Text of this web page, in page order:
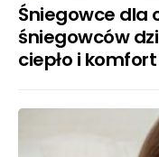
Śniegowce dla
śniegowców
ciepło i